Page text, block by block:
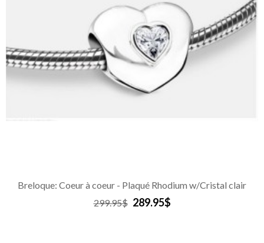
Breloque: Coeur à coeur - Plaqué Rhodium w/Cristal clair
299.95$ 289.95$